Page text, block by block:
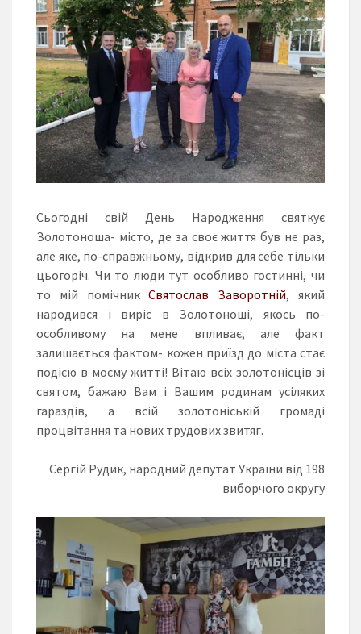
Сьогодні свій День Народження святкує
Золотоноша- місто, де за своє життя був не раз,
але яке, по-справжньому, відкрив для себе тільки
цьогоріч. Чи то люди тут особливо гостинні, чи
то мій помічникСвятослав Заворотній, який
народився і виріс в Золотоноші, якось по-
особливому на мене впливає, але факт
залишається фактом- кожен приїзд до міста стає
подією в моєму житті! Вітаю всіх золотонісців зі
святом, бажаю Вам і Вашим родинам усіляких
гараздів, а всій золотоніській громаді
процвітання та нових трудових звитяг.
Сергій Рудик, народний депутат України від 198
виборчого округу